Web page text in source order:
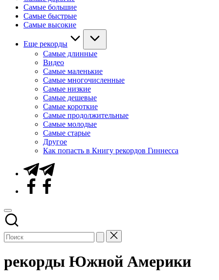
Самые большие
Самые быстрые
Самые высокие
Еще рекорды
Самые длинные
Видео
Самые маленькие
Самые многочисленные
Самые низкие
Самые дешевые
Самые короткие
Самые продолжительные
Самые молодые
Самые старые
Другое
Как попасть в Книгу рекордов Гиннесса
Telegram
Facebook
рекорды Южной Америки